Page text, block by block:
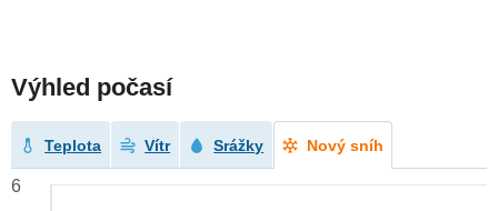
Výhled počasí
Teplota Vítr Srážky Nový sníh
6